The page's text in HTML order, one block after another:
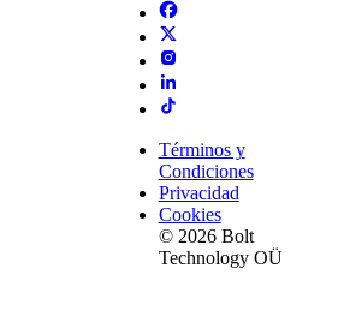
Términos y
Condiciones
Privacidad
Cookies
© 2026 Bolt
Technology OÜ